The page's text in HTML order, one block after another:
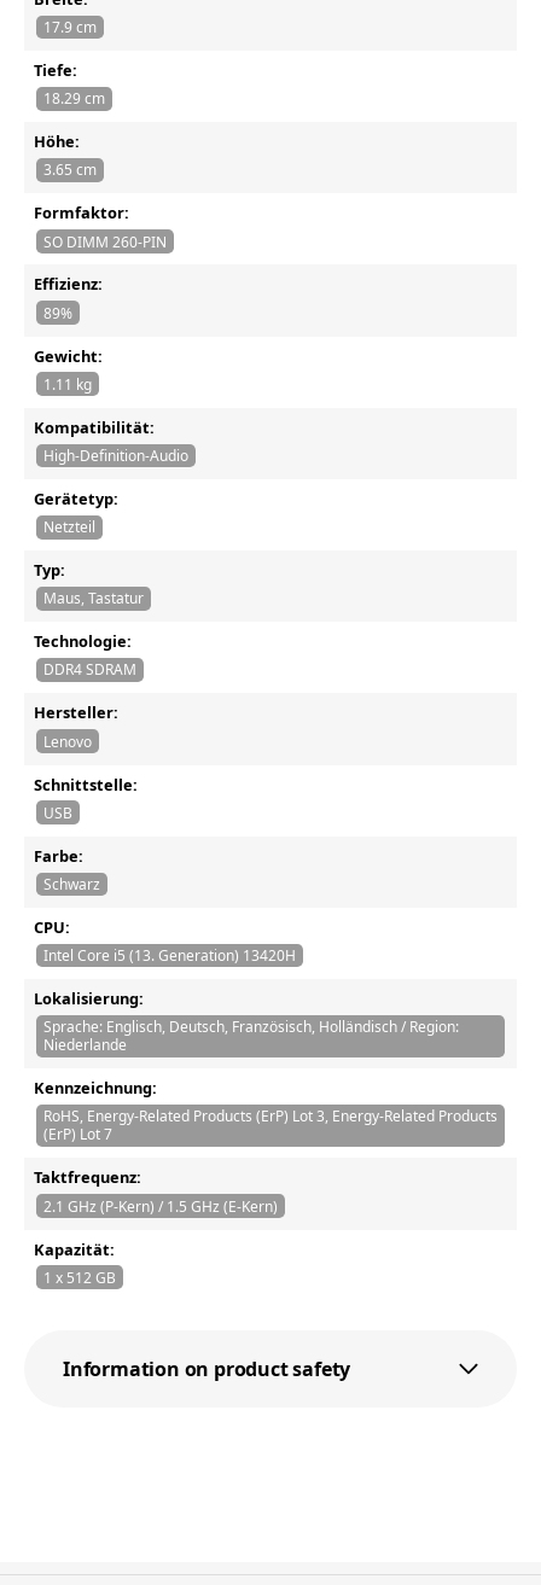
17.9 cm
Tiefe:
18.29 cm
Höhe:
3.65 cm
Formfaktor:
SO DIMM 260-PIN
Effizienz:
89%
Gewicht:
1.11 kg
Kompatibilität:
High-Definition-Audio
Gerätetyp:
Netzteil
Typ:
Maus, Tastatur
Technologie:
DDR4 SDRAM
Hersteller:
Lenovo
Schnittstelle:
USB
Farbe:
Schwarz
CPU:
Intel Core i5 (13. Generation) 13420H
Lokalisierung:
Sprache: Englisch, Deutsch, Französisch, Holländisch / Region:
Niederlande
Kennzeichnung:
RoHS, Energy-Related Products (ErP) Lot 3, Energy-Related Products
(ErP) Lot 7
Taktfrequenz:
2.1 GHz (P-Kern) / 1.5 GHz (E-Kern)
Kapazität:
1 x 512 GB
Information on product safety